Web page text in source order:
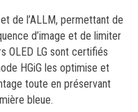
de l’ALLM, permettant de
d’image et de limiter
OLED LG sont certifiés
HGiG les optimise et
toute en préservant
bleue.